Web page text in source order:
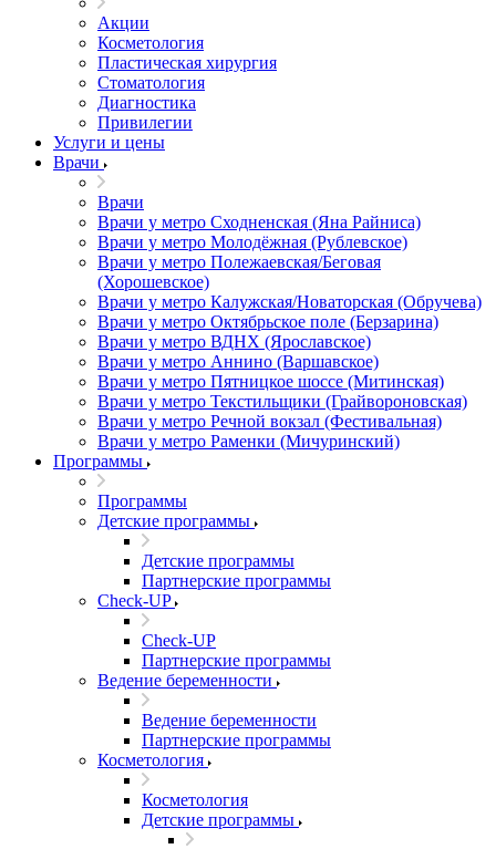
Акции
Косметология
Пластическая хирургия
Стоматология
Диагностика
Привилегии
Услуги и цены
Врачи
Врачи
Врачи у метро Сходненская (Яна Райниса)
Врачи у метро Молодёжная (Рублевское)
Врачи у метро Полежаевская/Беговая
(Хорошевское)
Врачи у метро Калужская/Новаторская (Обручева)
Врачи у метро Октябрьское поле (Берзарина)
Врачи у метро ВДНХ (Ярославское)
Врачи у метро Аннино (Варшавское)
Врачи у метро Пятницкое шоссе (Митинская)
Врачи у метро Текстильщики (Грайвороновская)
Врачи у метро Речной вокзал (Фестивальная)
Врачи у метро Раменки (Мичуринский)
Программы
Программы
Детские программы
Детские программы
Партнерские программы
Check-UP
Check-UP
Партнерские программы
Ведение беременности
Ведение беременности
Партнерские программы
Косметология
Косметология
Детские программы